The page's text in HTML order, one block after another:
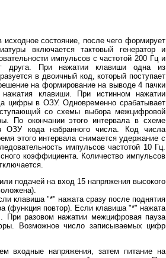
состояние, после чего формирует
включается тактовый генератор и
импульсов с частотой 200 Гц и
друга. При нажатии клавиши одна из
в двоичный код, который поступает
на формирование на выводе 4 пачки
клавиши. При истинном нажатии
цифры в ОЗУ. Одновременно срабатывает
со схемы выбора межцифровой
По окончании этого интервала в схеме
ОЗУ кода набранного числа. Код числа
этого интервала снимается удержание с
импульсов частотой 10 Гц.
коэффициента. Количество импульсов
подачей на вход 15 напряжения высокого
клавиша "*" нажата сразу после поднятия
(функция повтор). Если клавиша "*" нажата
При разовом нажатии межцифровая пауза
Возможное число записываемых цифр
входные напряжения, затем питание на